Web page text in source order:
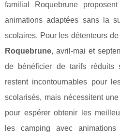
familial Roquebrune
animations adaptées sans la
scolaires. Pour les détenteurs
Roquebrune, avril-mai et
de bénéficier de tarifs réduits
restent incontournables pour
scolarisés, mais nécessitent
pour espérer obtenir les
les camping avec